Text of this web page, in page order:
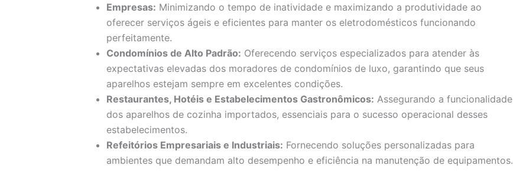
Empresas: Minimizando o tempo de inatividade e maximizando a produtividade ao
oferecer serviços ágeis e eficientes para manter os eletrodomésticos funcionando
perfeitamente.
Condomínios de Alto Padrão: Oferecendo serviços especializados para atender às
expectativas elevadas dos moradores de condomínios de luxo, garantindo que seus
aparelhos estejam sempre em excelentes condições.
Restaurantes, Hotéis e Estabelecimentos Gastronômicos: Assegurando a funcionalidade
dos aparelhos de cozinha importados, essenciais para o sucesso operacional desses
estabelecimentos.
Refeitórios Empresariais e Industriais: Fornecendo soluções personalizadas para
ambientes que demandam alto desempenho e eficiência na manutenção de equipamentos.